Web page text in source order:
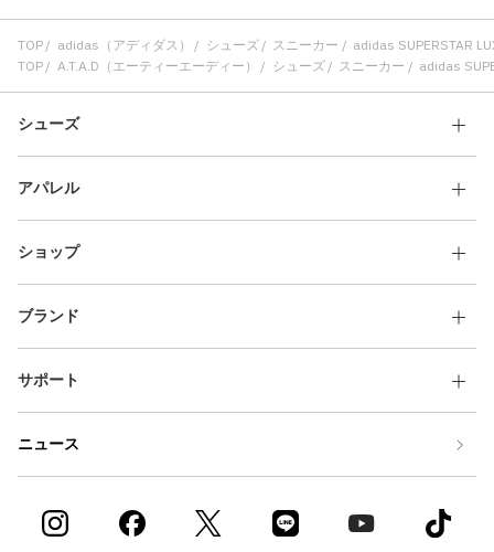
TOP adidas（アディダス） シューズ スニーカー
adidas SUPERSTAR
TOP
A.T.A.D（エーティーエーディー） シューズ スニーカー adidas
シューズ
アパレル
ショップ
ブランド
サポート
ニュース